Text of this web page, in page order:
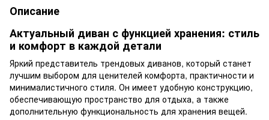
Описание
Актуальный диван с функцией хранения: стиль
и комфорт в каждой детали
Яркий представитель трендовых диванов, который станет
лучшим выбором для ценителей комфорта, практичности и
минималистичного стиля. Он имеет удобную конструкцию,
обеспечивающую пространство для отдыха, а также
дополнительную функциональность для хранения вещей.